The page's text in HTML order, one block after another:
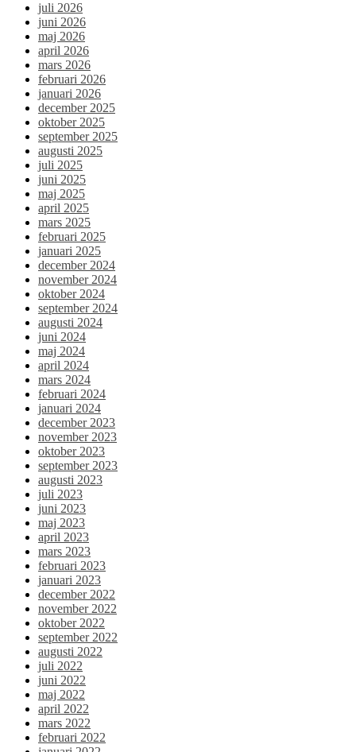
juli 2026
juni 2026
maj 2026
april 2026
mars 2026
februari 2026
januari 2026
december 2025
oktober 2025
september 2025
augusti 2025
juli 2025
juni 2025
maj 2025
april 2025
mars 2025
februari 2025
januari 2025
december 2024
november 2024
oktober 2024
september 2024
augusti 2024
juni 2024
maj 2024
april 2024
mars 2024
februari 2024
januari 2024
december 2023
november 2023
oktober 2023
september 2023
augusti 2023
juli 2023
juni 2023
maj 2023
april 2023
mars 2023
februari 2023
januari 2023
december 2022
november 2022
oktober 2022
september 2022
augusti 2022
juli 2022
juni 2022
maj 2022
april 2022
mars 2022
februari 2022